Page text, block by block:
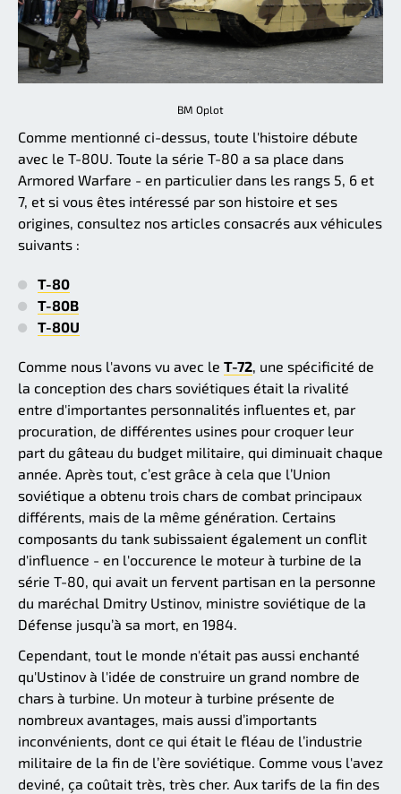
BM Oplot
Comme mentionné ci-dessus, toute l'histoire débute
avec le T-80U. Toute la série T-80 a sa place dans
Armored Warfare - en particulier dans les rangs 5, 6 et
7, et si vous êtes intéressé par son histoire et ses
origines, consultez nos articles consacrés aux véhicules
suivants :
T-80
T-80B
T-80U
Comme nous l'avons vu avec le T-72, une spécificité de
la conception des chars soviétiques était la rivalité
entre d'importantes personnalités influentes et, par
procuration, de différentes usines pour croquer leur
part du gâteau du budget militaire, qui diminuait chaque
année. Après tout, c’est grâce à cela que l’Union
soviétique a obtenu trois chars de combat principaux
différents, mais de la même génération. Certains
composants du tank subissaient également un conflit
d'influence - en l'occurence le moteur à turbine de la
série T-80, qui avait un fervent partisan en la personne
du maréchal Dmitry Ustinov, ministre soviétique de la
Défense jusqu’à sa mort, en 1984.
Cependant, tout le monde n'était pas aussi enchanté
qu'Ustinov à l'idée de construire un grand nombre de
chars à turbine. Un moteur à turbine présente de
nombreux avantages, mais aussi d’importants
inconvénients, dont ce qui était le fléau de l’industrie
militaire de la fin de l’ère soviétique. Comme vous l'avez
deviné, ça coûtait très, très cher. Aux tarifs de la fin des